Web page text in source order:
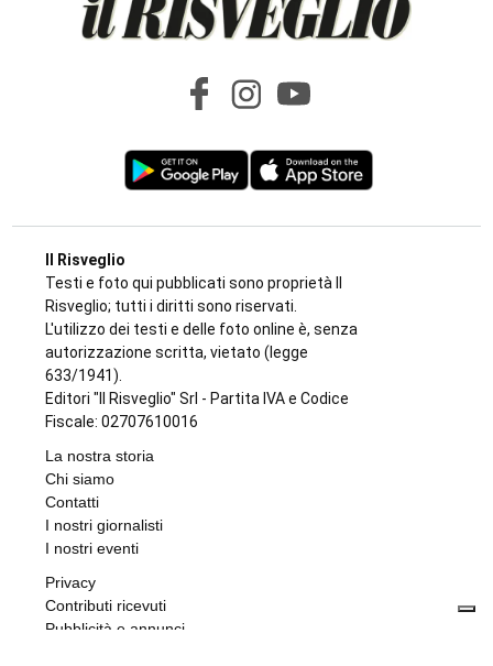
Il Risveglio
Testi e foto qui pubblicati sono proprietà Il
Risveglio; tutti i diritti sono riservati.
L'utilizzo dei testi e delle foto online è, senza
autorizzazione scritta, vietato (legge
633/1941).
Editori "Il Risveglio" Srl - Partita IVA e Codice
Fiscale: 02707610016
La nostra storia
Chi siamo
Contatti
I nostri giornalisti
I nostri eventi
Privacy
Contributi ricevuti
Pubblicità e annunci